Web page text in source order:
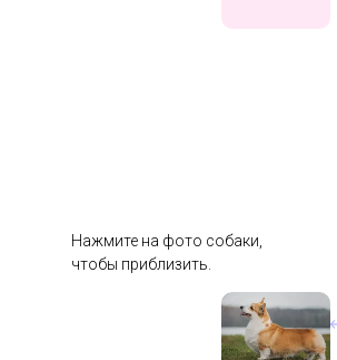
Нажмите на фото собаки,
чтобы приблизить.